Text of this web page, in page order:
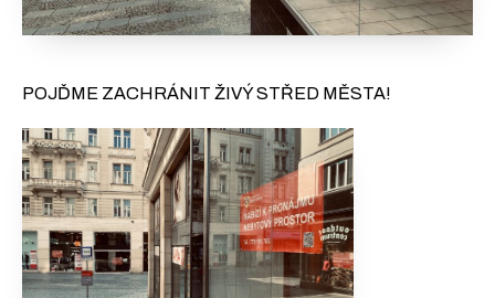
POJĎME ZACHRÁNIT ŽIVÝ STŘED MĚSTA!